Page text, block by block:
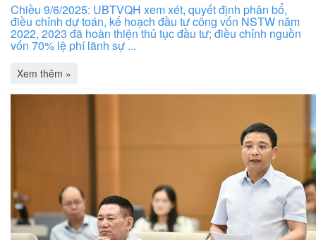
Chiều 9/6/2025: UBTVQH xem xét, quyết định phân bổ,
điều chỉnh dự toán, kế hoạch đầu tư công vốn NSTW năm
2022, 2023 đã hoàn thiện thủ tục đầu tư; điều chỉnh nguồn
vốn 70% lệ phí lãnh sự ...
Xem thêm »